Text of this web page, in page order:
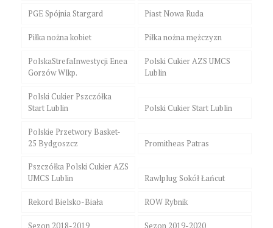
PGE Spójnia Stargard Piast Nowa Ruda
Piłka nożna kobiet Piłka nożna mężczyzn
PolskaStrefaInwestycji Enea
Gorzów Wlkp.
Polski Cukier AZS UMCS
Lublin
Polski Cukier Pszczółka
Start Lublin
Polski Cukier Start Lublin
Polskie Przetwory Basket-
25 Bydgoszcz
Promitheas Patras
Pszczółka Polski Cukier AZS
UMCS Lublin
Rawlplug Sokół Łańcut
Rekord Bielsko-Biała ROW Rybnik
Sezon 2018-2019 Sezon 2019-2020